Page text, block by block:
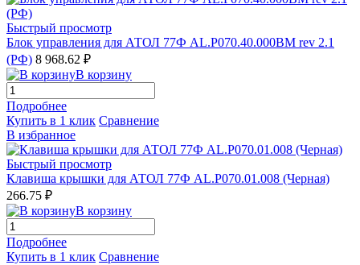
Быстрый просмотр
Блок управления для АТОЛ 77Ф AL.P070.40.000BM rev 2.1
(РФ) 8 968.62 ₽
В корзину
Подробнее
Купить в 1 клик Сравнение
В избранное
Быстрый просмотр
Клавиша крышки для АТОЛ 77Ф AL.P070.01.008 (Черная)
266.75 ₽
В корзину
Подробнее
Купить в 1 клик Сравнение